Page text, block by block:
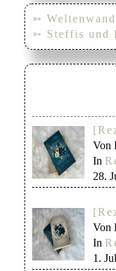
➳
➳ Steffis und
Von
In
28.
Von
In
1.